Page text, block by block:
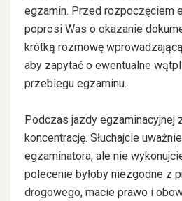
egzamin. Przed rozpoczęciem
poprosi Was o okazanie
krótką rozmowę
aby zapytać o ewentualne
przebiegu egzaminu.
Podczas jazdy egzaminacyjnej
koncentrację. Słuchajcie
egzaminatora, ale nie
polecenie byłoby niezgodne z
drogowego, macie prawo i